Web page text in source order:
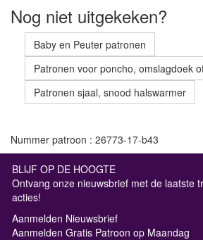
Nog niet uitgekeken?
Baby en Peuter patronen
Patronen voor poncho, omslagdoek
Patronen sjaal, snood halswarmer
Nummer patroon : 26773-17-b43
BLIJF OP DE HOOGTE
Ontvang onze nieuwsbrief met de laatste
acties!
Aanmelden Nieuwsbrief
Aanmelden Gratis Patroon op Maandag